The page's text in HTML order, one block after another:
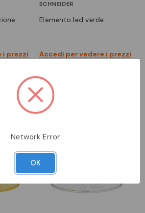
i prezzi
SCHNEIDER
elemento led verde
Accedi per vedere i prezzi
Network Error
OK